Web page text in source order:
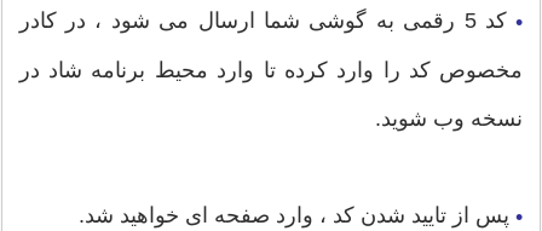
• کد 5 رقمی به گوشی شما ارسال می شود ، در کادر
مخصوص کد را وارد کرده تا وارد محیط برنامه شاد در
نسخه وب شوید.
•پس از تایید شدن کد ، وارد صفحه ای خواهید شد.